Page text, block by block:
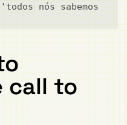
nós sabemos
call to